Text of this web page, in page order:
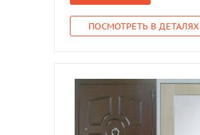
ПОСМОТРЕТЬ В ДЕТАЛЯХ